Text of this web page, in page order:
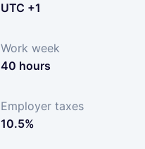
UTC +1
Work week
40 hours
Employer taxes
10.5%